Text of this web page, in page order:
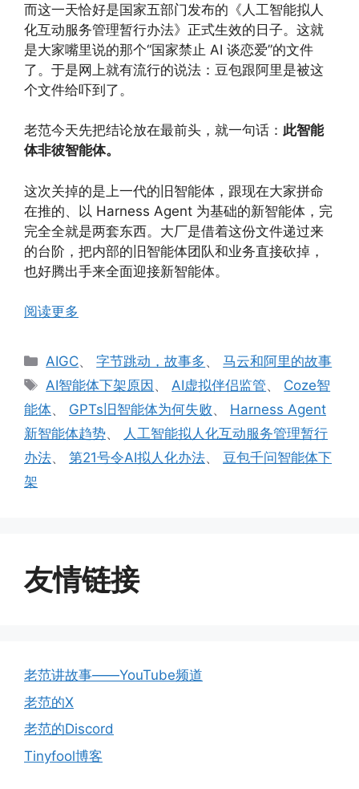
而这一天恰好是国家五部门发布的《人工智能拟人
化互动服务管理暂行办法》正式生效的日子。这就
是大家嘴里说的那个“国家禁止 AI 谈恋爱”的文件
了。于是网上就有流行的说法：豆包跟阿里是被这
个文件给吓到了。
老范今天先把结论放在最前头，就一句话： 此智能
体非彼智能体。
这次关掉的是上一代的旧智能体，跟现在大家拼命
在推的、以 Harness Agent 为基础的新智能体，完
完全全就是两套东西。大厂是借着这份文件递过来
的台阶，把内部的旧智能体团队和业务直接砍掉，
也好腾出手来全面迎接新智能体。
阅读更多
分
类
AIGC、字节跳动，故事多 、马云和阿里的故事
标
签
AI智能体下架原因 、AI虚拟伴侣监管、 Coze智
能体、 GPTs旧智能体为何失败、 Harness Agent
新智能体趋势、
人工智能拟人化互动服务管理暂行
办法、 第21号令AI拟人化办法、 豆包千问智能体下
架
友情链接
老范讲故事——YouTube频道
老范的X
老范的Discord
Tinyfool博客